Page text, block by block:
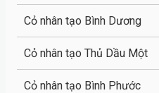
Cỏ nhân tạo Bình Dương
Cỏ nhân tạo Thủ Dầu Một
Cỏ nhân tạo Bình Phước